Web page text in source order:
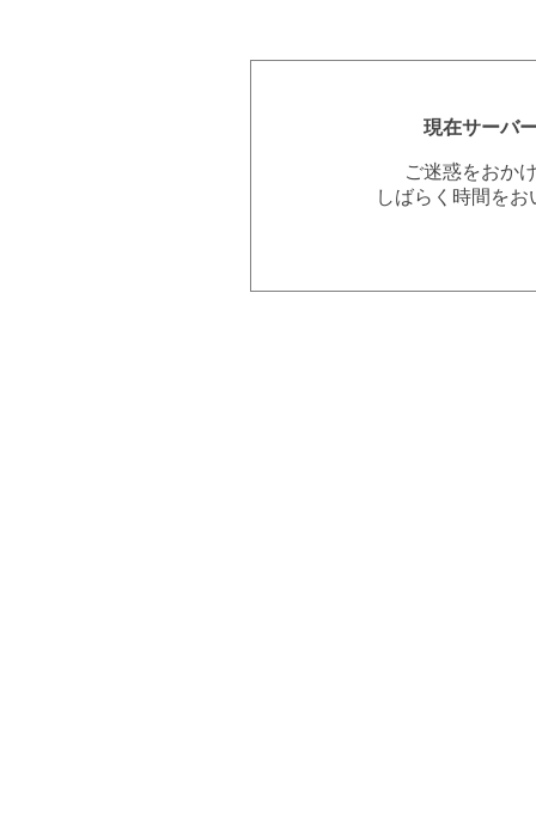
現在サーバ
ご迷惑をおか
しばらく時間を